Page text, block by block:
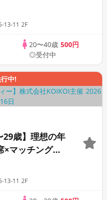
13-11 2F
20〜40歳 500円
◎受付中
中!
29歳】理想の年
マッチングゲ
13-11 2F